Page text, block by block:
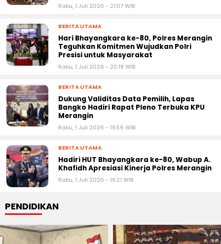
Rabu, 1 Juli 2026 - 21:07 WIB
BERITA UTAMA
Hari Bhayangkara ke-80, Polres Merangin
Teguhkan Komitmen Wujudkan Polri
Presisi untuk Masyarakat
Rabu, 1 Juli 2026 - 20:18 WIB
BERITA UTAMA
Dukung Validitas Data Pemilih, Lapas
Bangko Hadiri Rapat Pleno Terbuka KPU
Merangin
Rabu, 1 Juli 2026 - 19:56 WIB
BERITA UTAMA
Hadiri HUT Bhayangkara ke-80, Wabup A.
Khafidh Apresiasi Kinerja Polres Merangin
Rabu, 1 Juli 2026 - 19:21 WIB
PENDIDIKAN